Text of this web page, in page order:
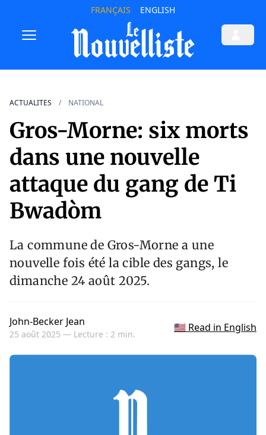
FRANÇAIS ENGLISH
ACTUALITES NATIONAL
Gros-Morne: six morts
dans une nouvelle
attaque du gang de Ti
Bwadòm
La commune de Gros-Morne a une
nouvelle fois été la cible des gangs, le
dimanche 24 août 2025.
John-Becker Jean
25 août 2025 — Lecture : 2 min.
🇺🇸 Read in English